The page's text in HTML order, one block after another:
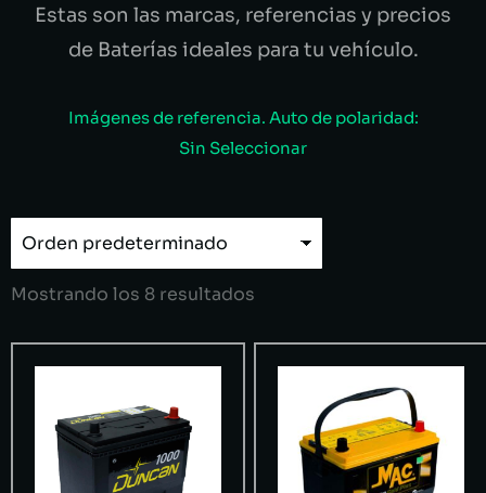
Estas son las marcas, referencias y precios
de Baterías ideales para tu vehículo.
Imágenes de referencia. Auto de polaridad:
Sin Seleccionar
Mostrando los 8 resultados